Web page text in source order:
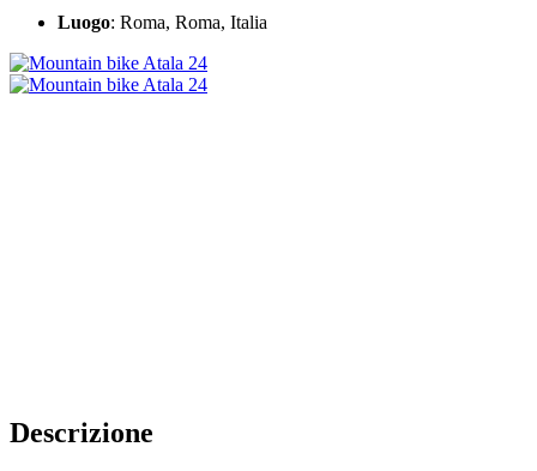
Luogo: Roma, Roma, Italia
Descrizione